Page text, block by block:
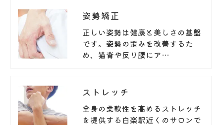
姿勢矯正
正しい姿勢は健康と美しさの基盤
です。姿勢の歪みを改善するた
め、猫背や反り腰にア…
ストレッチ
全身の柔軟性を高めるストレッチ
を提供する白楽駅近くのサロンで